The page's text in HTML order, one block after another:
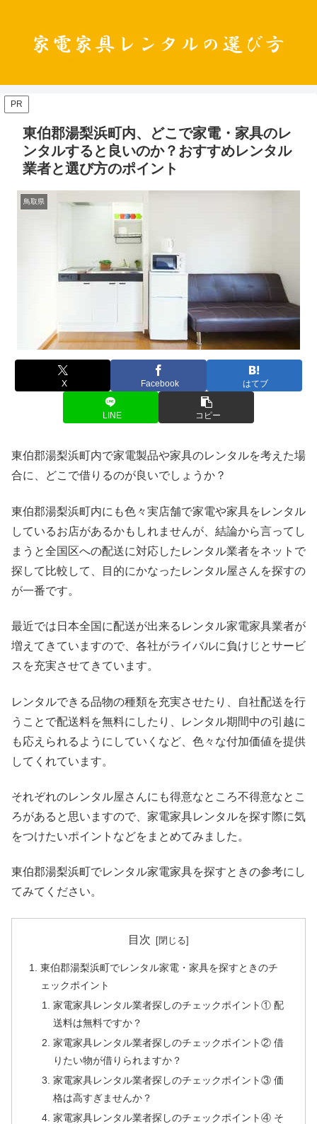
PR
東伯郡湯梨浜町内、どこで家電・家具のレ
ンタルすると良いのか？おすすめレンタル
業者と選び方のポイント
鳥取県
X Facebook はてブ
LINE コピー
東伯郡湯梨浜町内で家電製品や家具のレンタルを考えた場
合に、どこで借りるのが良いでしょうか？
東伯郡湯梨浜町内にも色々実店舗で家電や家具をレンタル
しているお店があるかもしれませんが、結論から言ってし
まうと全国区への配送に対応したレンタル業者をネットで
探して比較して、目的にかなったレンタル屋さんを探すの
が一番です。
最近では日本全国に配送が出来るレンタル家電家具業者が
増えてきていますので、各社がライバルに負けじとサービ
スを充実させてきています。
レンタルできる品物の種類を充実させたり、自社配送を行
うことで配送料を無料にしたり、レンタル期間中の引越に
も応えられるようにしていくなど、色々な付加価値を提供
してくれています。
それぞれのレンタル屋さんにも得意なところ不得意なとこ
ろがあると思いますので、家電家具レンタルを探す際に気
をつけたいポイントなどをまとめてみました。
東伯郡湯梨浜町でレンタル家電家具を探すときの参考にし
てみてください。
目次
東伯郡湯梨浜町でレンタル家電・家具を探すときのチ
ェックポイント
家電家具レンタル業者探しのチェックポイント① 配
送料は無料ですか？
家電家具レンタル業者探しのチェックポイント② 借
りたい物が借りられますか？
家電家具レンタル業者探しのチェックポイント③ 価
格は高すぎませんか？
家電家具レンタル業者探しのチェックポイント④ そ